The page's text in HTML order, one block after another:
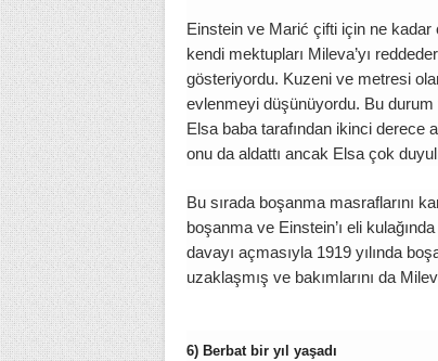
Einstein ve Marić çifti için ne kadar
kendi mektupları Mileva’yı
gösteriyordu. Kuzeni ve metresi
evlenmeyi düşünüyordu. Bu durum
Elsa baba tarafından ikinci derece
onu da aldattı ancak Elsa çok
Bu sırada boşanma masraflarını
boşanma ve Einstein’ı eli
davayı açmasıyla 1919 yılında
uzaklaşmış ve bakımlarını da
6) Berbat bir yıl yaşadı